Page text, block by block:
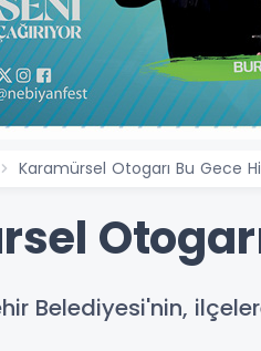
Karamürsel Otogarı Bu Gece
Belediyesi'nin,